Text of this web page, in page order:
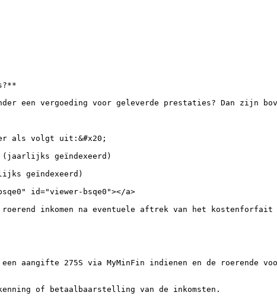
een vergoeding voor geleverde prestaties? Dan zijn
er als volgt uit:&#x20;
(jaarlijks geïndexeerd)
geïndexeerd)
id="viewer-bsqe0"></a>
inkomen na eventuele aftrek van het kostenforfait
aangifte 275S via MyMinFin indienen en de roerende
of betaalbaarstelling van de inkomsten.